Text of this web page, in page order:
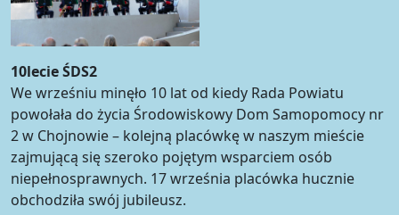
10lecie ŚDS2
We wrześniu minęło 10 lat od kiedy Rada Powiatu
powołała do życia Środowiskowy Dom Samopomocy nr
2 w Chojnowie – kolejną placówkę w naszym mieście
zajmującą się szeroko pojętym wsparciem osób
niepełnosprawnych. 17 września placówka hucznie
obchodziła swój jubileusz.